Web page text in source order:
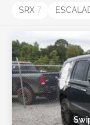
SRX 7